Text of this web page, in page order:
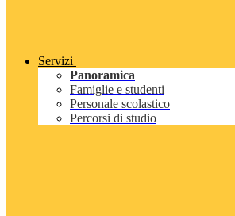
Servizi
Panoramica
Famiglie e studenti
Personale scolastico
Percorsi di studio